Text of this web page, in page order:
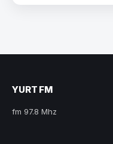
YURT FM
fm 97.8 Mhz